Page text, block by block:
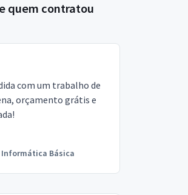
quem contratou
com um trabalho de
orçamento grátis e
Informática Básica